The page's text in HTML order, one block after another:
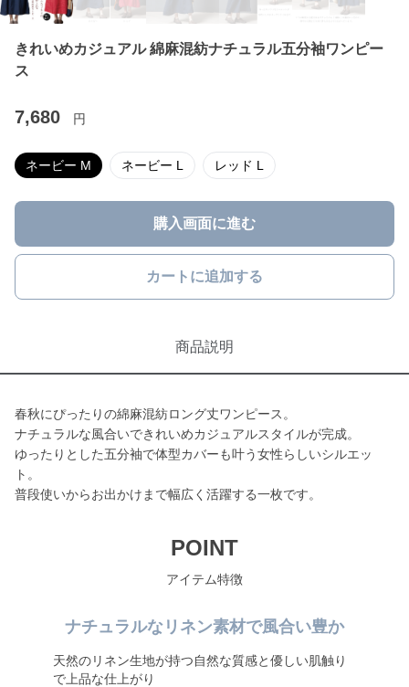
きれいめカジュアル 綿麻混紡ナチュラル五分袖ワンピー
ス
7,680 円
ネービー M ネービー L レッド L
購入画面に進む
カートに追加する
商品説明
春秋にぴったりの綿麻混紡ロング丈ワンピース。
ナチュラルな風合いできれいめカジュアルスタイルが完成。
ゆったりとした五分袖で体型カバーも叶う女性らしいシルエッ
ト。
普段使いからお出かけまで幅広く活躍する一枚です。
POINT
アイテム特徴
ナチュラルなリネン素材で風合い豊か
天然のリネン生地が持つ自然な質感と優しい肌触り
で上品な仕上がり